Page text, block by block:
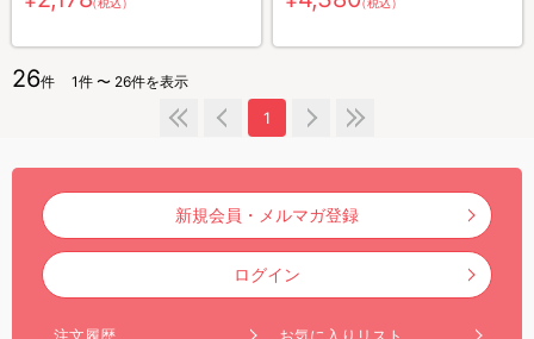
26件 1件 〜 26件を表示
1
新規会員・メルマガ登録
ログイン